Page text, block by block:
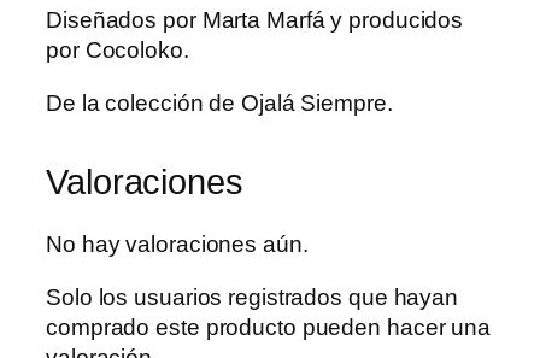
Diseñados por Marta Marfá y producidos
por Cocoloko.
De la colección de Ojalá Siempre.
Valoraciones
No hay valoraciones aún.
Solo los usuarios registrados que hayan
comprado este producto pueden hacer una